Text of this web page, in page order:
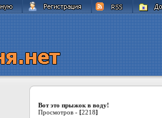
Вот это прыжок в воду!
Просмотров - [2218]